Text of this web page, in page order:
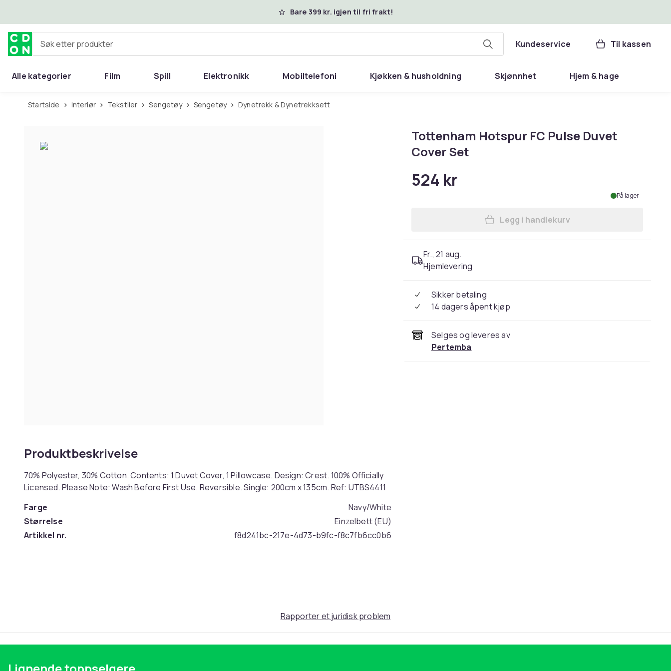
Bare 399 kr. igjen til fri frakt!
Søk etter produkter Kundeservice Til kassen
Alle kategorier Film Spill Elektronikk Mobiltelefoni Kjøkken & husholdning Skjønnhet Hjem & hage
Startside Interiør Tekstiler Sengetøy Sengetøy Dynetrekk & Dynetrekksett
Produktbeskrivelse
70% Polyester, 30% Cotton. Contents: 1 Duvet Cover, 1 Pillowcase. Design: Crest. 100% Officially
Licensed. Please Note: Wash Before First Use. Reversible. Single: 200cm x 135cm. Ref: UTBS4411
Farge
Navy/White
Størrelse
Einzelbett (EU)
Artikkel nr.
f8d241bc-217e-4d73-b9fc-f8c7fb6cc0b6
Tottenham Hotspur FC Pulse Duvet
Cover Set
524 kr
På lager
Legg Tottenham Hotspur FC Pulse
Legg i handlekurv
Fr., 21 aug.
Hjemlevering
Sikker betaling
14 dagers åpent kjøp
Selges og leveres av
Pertemba
Rapporter et juridisk problem